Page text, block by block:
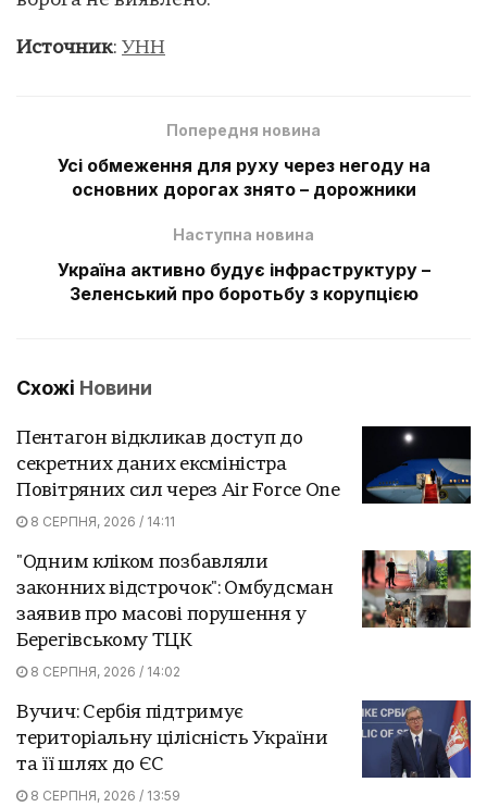
Источник: УНН
Попередня новина
Усі обмеження для руху через негоду на
основних дорогах знято – дорожники
Наступна новина
Україна активно будує інфраструктуру –
Зеленський про боротьбу з корупцією
Схожі Новини
Пентагон відкликав доступ до
секретних даних ексміністра
Повітряних сил через Air Force One
8 СЕРПНЯ, 2026 / 14:11
"Одним кліком позбавляли
законних відстрочок": Омбудсман
заявив про масові порушення у
Берегівському ТЦК
8 СЕРПНЯ, 2026 / 14:02
Вучич: Сербія підтримує
територіальну цілісність України
та її шлях до ЄС
8 СЕРПНЯ, 2026 / 13:59